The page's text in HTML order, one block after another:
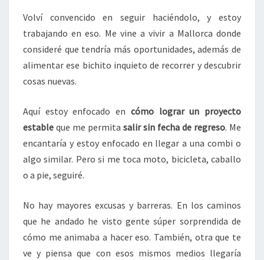
Volví convencido en seguir haciéndolo, y estoy
trabajando en eso. Me vine a vivir a Mallorca donde
consideré que tendría más oportunidades, además de
alimentar ese bichito inquieto de recorrer y descubrir
cosas nuevas.
Aquí estoy enfocado en cómo lograr un proyecto
estable que me permita salir sin fecha de regreso. Me
encantaría y estoy enfocado en llegar a una combi o
algo similar. Pero si me toca moto, bicicleta, caballo
o a pie, seguiré.
No hay mayores excusas y barreras. En los caminos
que he andado he visto gente súper sorprendida de
cómo me animaba a hacer eso. También, otra que te
ve y piensa que con esos mismos medios llegaría